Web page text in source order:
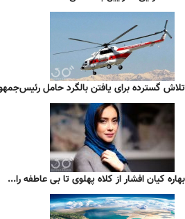
تلاش گسترده برای یافتن بالگرد حامل
بهاره کیان افشار از کلاه پهلوی تا بی عاطفه را...